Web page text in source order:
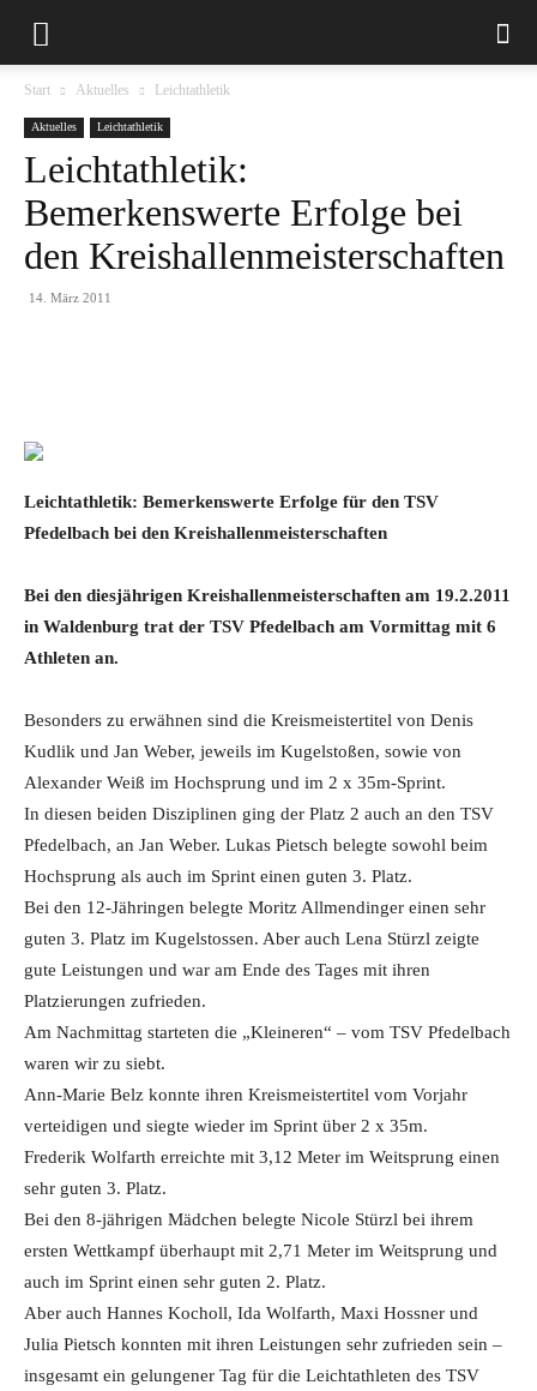
Start Aktuelles Leichtathletik
Aktuelles Leichtathletik
Leichtathletik:
Bemerkenswerte Erfolge bei
den Kreishallenmeisterschaften
14. März 2011
Leichtathletik: Bemerkenswerte Erfolge für den TSV
Pfedelbach bei den Kreishallenmeisterschaften
Bei den diesjährigen Kreishallenmeisterschaften am 19.2.2011
in Waldenburg trat der TSV Pfedelbach am Vormittag mit 6
Athleten an.
Besonders zu erwähnen sind die Kreismeistertitel von Denis
Kudlik und Jan Weber, jeweils im Kugelstoßen, sowie von
Alexander Weiß im Hochsprung und im 2 x 35m-Sprint.
In diesen beiden Disziplinen ging der Platz 2 auch an den TSV
Pfedelbach, an Jan Weber. Lukas Pietsch belegte sowohl beim
Hochsprung als auch im Sprint einen guten 3. Platz.
Bei den 12-Jähringen belegte Moritz Allmendinger einen sehr
guten 3. Platz im Kugelstossen. Aber auch Lena Stürzl zeigte
gute Leistungen und war am Ende des Tages mit ihren
Platzierungen zufrieden.
Am Nachmittag starteten die „Kleineren“ – vom TSV Pfedelbach
waren wir zu siebt.
Ann-Marie Belz konnte ihren Kreismeistertitel vom Vorjahr
verteidigen und siegte wieder im Sprint über 2 x 35m.
Frederik Wolfarth erreichte mit 3,12 Meter im Weitsprung einen
sehr guten 3. Platz.
Bei den 8-jährigen Mädchen belegte Nicole Stürzl bei ihrem
ersten Wettkampf überhaupt mit 2,71 Meter im Weitsprung und
auch im Sprint einen sehr guten 2. Platz.
Aber auch Hannes Kocholl, Ida Wolfarth, Maxi Hossner und
Julia Pietsch konnten mit ihren Leistungen sehr zufrieden sein –
insgesamt ein gelungener Tag für die Leichtathleten des TSV